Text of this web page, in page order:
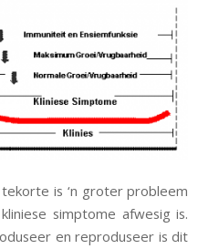
is ‘n groter probleem
simptome afwesig is.
en reproduseer is dit